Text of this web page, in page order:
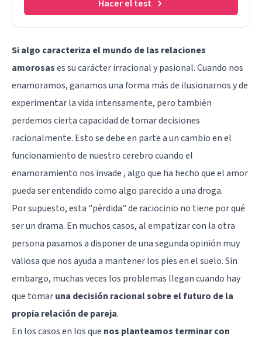
Hacer el test
Si algo caracteriza el mundo de las relaciones
amorosases su carácter irracional y pasional. Cuando nos
enamoramos, ganamos una forma más de ilusionarnos y de
experimentar la vida intensamente, pero también
perdemos cierta capacidad de tomar decisiones
racionalmente. Esto se debe en parte a un cambio en el
funcionamiento de nuestro cerebro cuando el
enamoramiento nos invade , algo que ha hecho que el amor
pueda ser entendido comoalgo parecido a una droga.
Por supuesto, esta "pérdida" de raciocinio no tiene por qué
ser un drama. En muchos casos, al empatizar con la otra
persona pasamos a disponer de una segunda opinión muy
valiosa que nos ayuda a mantener los pies en el suelo. Sin
embargo, muchas veces los problemas llegan cuando hay
que tomaruna decisión racional sobre el futuro de la
propia relación de pareja.
En los casos en los que nos planteamos terminar con